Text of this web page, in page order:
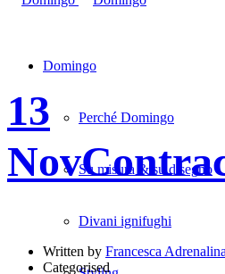
Domingo
Perché Domingo
Su misura & su disegno
Divani ignifughi
13
Nov
Written by Francesca Adrenalina
Categorised